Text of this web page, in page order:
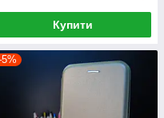
Купити